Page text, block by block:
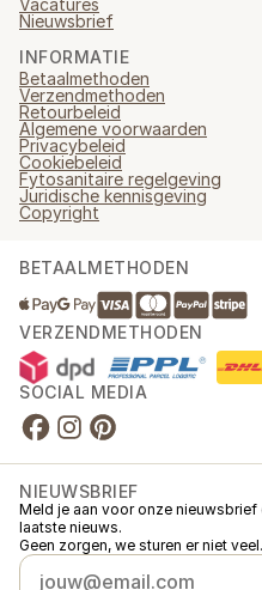
Vacatures
Nieuwsbrief
INFORMATIE
Betaalmethoden
Verzendmethoden
Retourbeleid
Algemene voorwaarden
Privacybeleid
Cookiebeleid
Fytosanitaire regelgeving
Juridische kennisgeving
Copyright
BETAALMETHODEN
VERZENDMETHODEN
SOCIAL MEDIA
NIEUWSBRIEF
Meld je aan voor onze
laatste nieuws.
Geen zorgen, we sturen er niet veel.